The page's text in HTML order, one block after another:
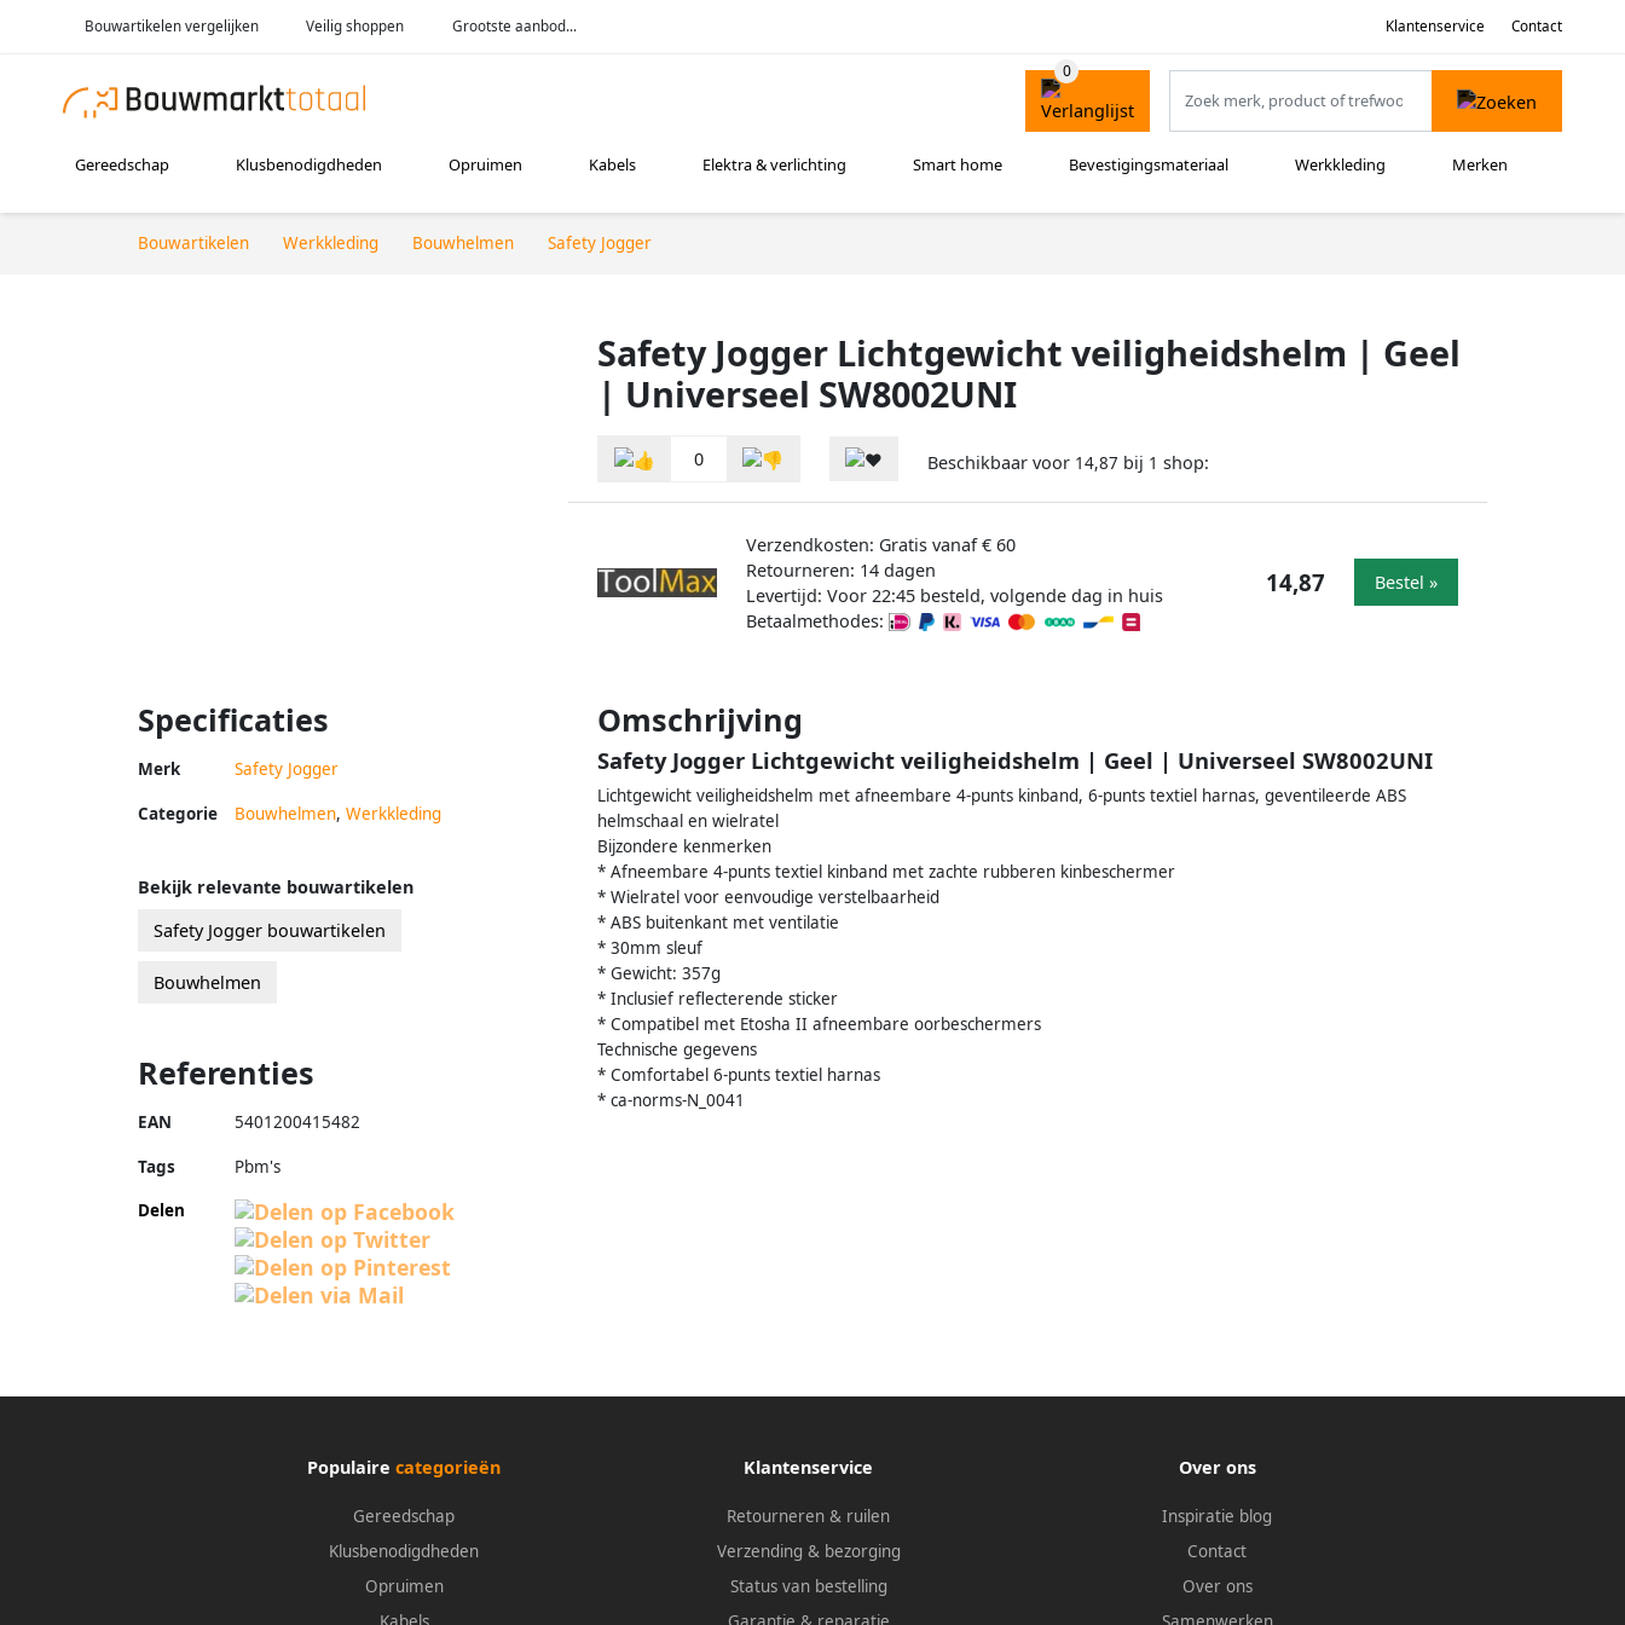
Bouwartikelen vergelijken Veilig shoppen Grootste aanbod... Klantenservice Contact
Gereedschap Klusbenodigdheden Opruimen Kabels Elektra & verlichting Smart home Bevestigingsmateriaal Werkkleding Merken
Bouwartikelen Werkkleding Bouwhelmen Safety Jogger
Safety Jogger Lichtgewicht veiligheidshelm | Geel
| Universeel SW8002UNI
0 Beschikbaar voor 14,87 bij 1 shop:
Verzendkosten: Gratis vanaf € 60
Retourneren: 14 dagen
Levertijd: Voor 22:45 besteld, volgende dag in huis
Betaalmethodes:
14,87 Bestel »
Specificaties
Merk Safety Jogger
Categorie Bouwhelmen, Werkkleding
Omschrijving
Safety Jogger Lichtgewicht veiligheidshelm | Geel | Universeel SW8002UNI
Lichtgewicht veiligheidshelm met afneembare 4-punts kinband, 6-punts textiel harnas, geventileerde ABS
helmschaal en wielratel
Bijzondere kenmerken
* Afneembare 4-punts textiel kinband met zachte rubberen kinbeschermer
* Wielratel voor eenvoudige verstelbaarheid
* ABS buitenkant met ventilatie
* 30mm sleuf
* Gewicht: 357g
* Inclusief reflecterende sticker
* Compatibel met Etosha II afneembare oorbeschermers
Technische gegevens
* Comfortabel 6-punts textiel harnas
* ca-norms-N_0041
Bekijk relevante bouwartikelen
Safety Jogger bouwartikelen
Bouwhelmen
Referenties
EAN 5401200415482
Tags
Pbm's
Delen
Populaire categorieën
Gereedschap
Klusbenodigdheden
Opruimen
Klantenservice
Retourneren & ruilen
Verzending & bezorging
Status van bestelling
Over ons
Inspiratie blog
Contact
Over ons